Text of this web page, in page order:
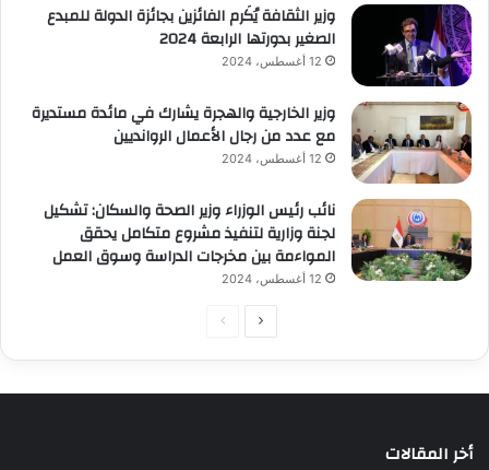
وزير الثقافة يُكَرم الفائزين بجائزة الدولة للمبدع
الصغير بدورتها الرابعة 2024
12 أغسطس، 2024
وزير الخارجية والهجرة يشارك في مائدة مستديرة
مع عدد من رجال الأعمال الروانديين
12 أغسطس، 2024
نائب رئيس الوزراء وزير الصحة والسكان: تشكيل
لجنة وزارية لتنفيذ مشروع متكامل يحقق
المواءمة بين مخرجات الدراسة وسوق العمل
12 أغسطس، 2024
الصفحةالصفحة
أخر المقالات